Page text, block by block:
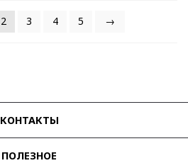
2 3 4 5 →
КОНТАКТЫ
ПОЛЕЗНОЕ